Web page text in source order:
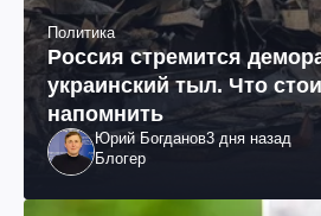
Политика
Россия стремится
украинский тыл. Что
напомнить
Юрий Богданов3 дня назад
Блогер